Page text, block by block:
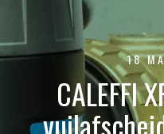
18
CALEFFI